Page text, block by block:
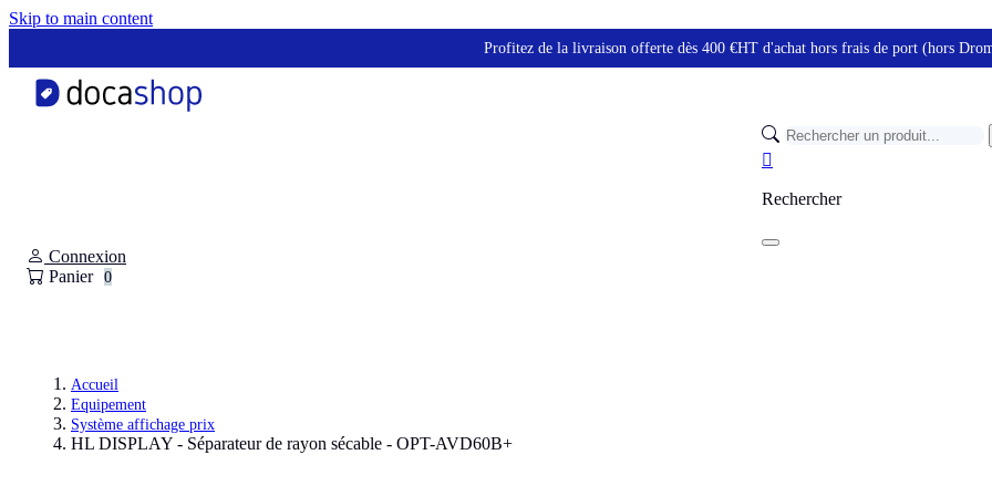
Skip to main content
Profitez de la livraison offerte dès 400 €HT d'achat hors frais de port (hors

Rechercher
Connexion
Panier
0
Accueil
Equipement
Système affichage prix
HL DISPLAY - Séparateur de rayon sécable - OPT-AVD60B+
Panneau de gestion des cookies